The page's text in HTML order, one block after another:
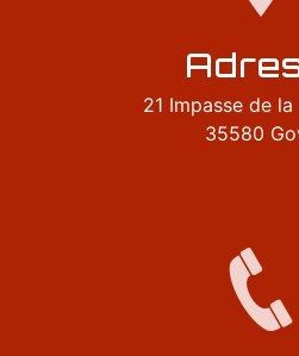
21 Impasse de
35580